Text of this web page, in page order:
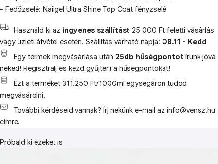
- Fedőzselé: Nailgel Ultra Shine Top Coat fényzselé
Használd ki az ingyenes szállítást 25 000 Ft feletti vásárlás
vagy üzleti átvétel esetén. Szállítás várható napja: 08.11 - Kedd
Egy termék megvásárlása után 25db hűségpontot írunk jóvá
neked! Regisztrálj és kezd gyűjteni a hűségpontokat!
Ezt a terméket 311.250 Ft/1000ml egységáron tudod
megvásárolni.
További kérdéseid vannak? Írj nekünk e-mail az info@vensz.hu
címre.
Próbáld ki ezeket is